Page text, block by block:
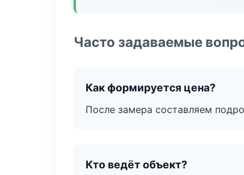
Часто задаваемые
Как формируется цена?
После замера составляем
Кто ведёт объект?